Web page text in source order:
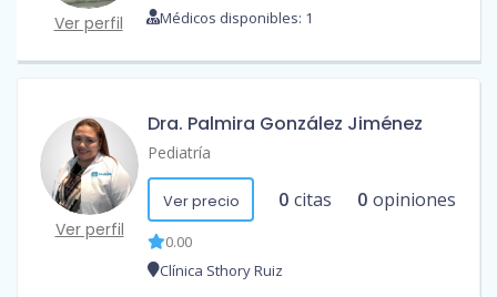
Ver perfil
Médicos disponibles: 1
Ver perfil
Dra. Palmira González Jiménez
Pediatría
Ver precio 0 citas 0 opiniones
0.00
Clínica Sthory Ruiz